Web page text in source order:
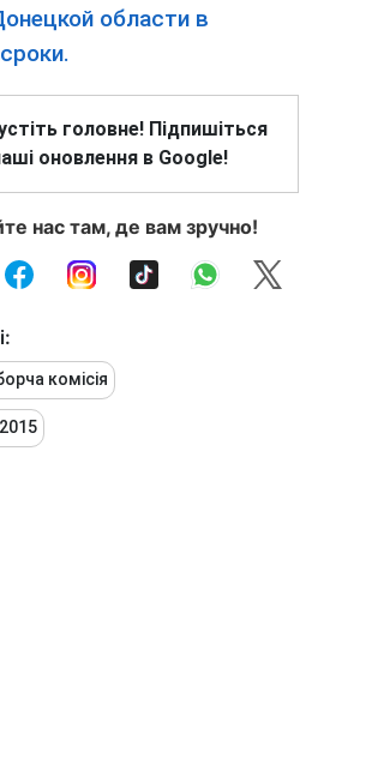
области в
головне! Підпишіться
оновлення в Google!
нас там, де вам зручно!
комісія